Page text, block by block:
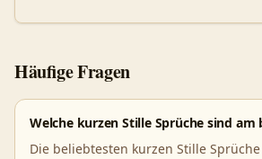
Häufige Fragen
Welche kurzen Stille Sprüche sind am
Die beliebtesten kurzen Stille